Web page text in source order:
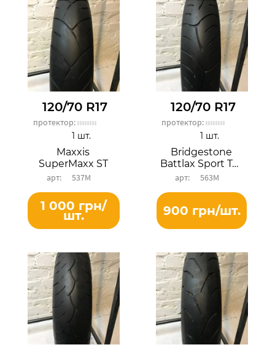
120/70 R17
протектор:
Maxxis
SuperMaxx ST
537М
1 шт.
1 000 грн/
шт.
120/70 R17
протектор:
Bridgestone
Battlax Sport Touring T30F EVO
563М
1 шт.
900 грн/шт.